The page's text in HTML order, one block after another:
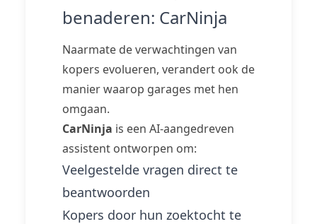
benaderen: CarNinja
Naarmate de verwachtingen van
kopers evolueren, verandert ook de
manier waarop garages met hen
omgaan.
CarNinja is een AI-aangedreven
assistent ontworpen om:
Veelgestelde vragen direct te
beantwoorden
Kopers door hun zoektocht te